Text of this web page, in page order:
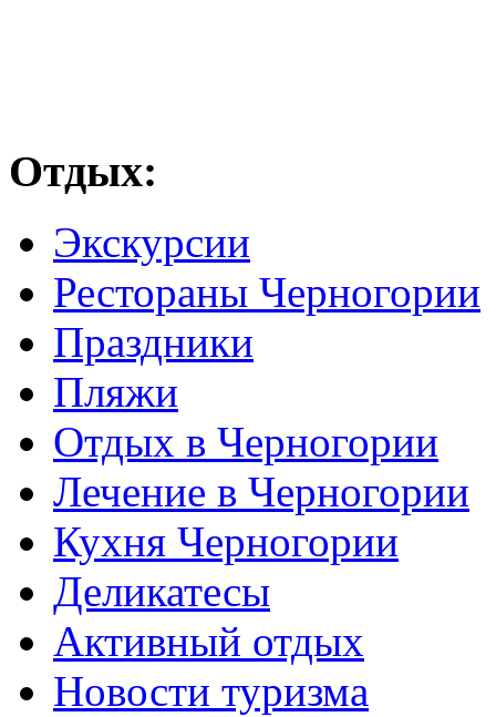
Отдых:
Экскурсии
Рестораны Черногории
Праздники
Пляжи
Отдых в Черногории
Лечение в Черногории
Кухня Черногории
Деликатесы
Активный отдых
Новости туризма